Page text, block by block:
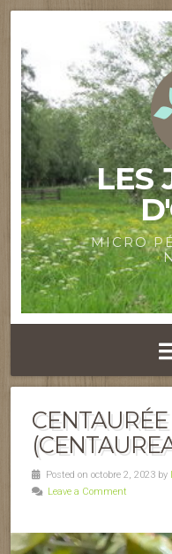
LES
MICRO
Posted on octobre 2, 2023 by
Leave a Comment